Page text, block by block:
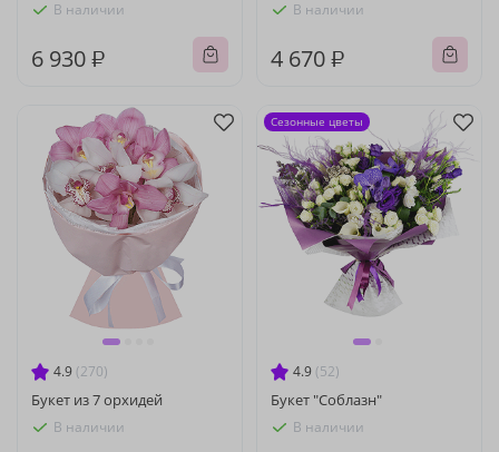
В наличии
6 930 ₽
В наличии
4 670 ₽
4.9 (270)
Букет из 7 орхидей
В наличии
4.9 (52)
Букет "Соблазн"
В наличии
Сезонные цветы